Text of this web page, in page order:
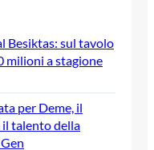
Besiktas: sul tavolo
milioni a stagione
per Deme, il
il talento della